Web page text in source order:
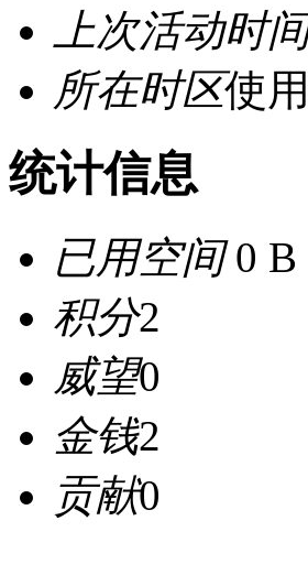
上次活动时
所在时区使
统计信息
已用空间0 B
积分2
威望0
金钱2
贡献0